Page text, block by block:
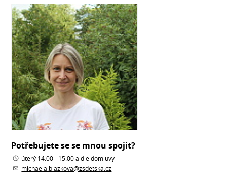
Potřebujete se se mnou spojit?
úterý 14:00 - 15:00 a dle domluvy
michaela.blazkova@zsdetska.cz